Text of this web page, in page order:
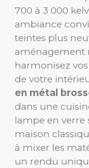
700 à 3 000
ambiance
teintes plus
aménagement
harmonisez
de votre
en métal
dans une
lampe en
maison
à mixer les
un rendu